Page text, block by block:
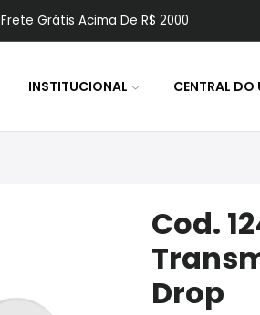
Frete Grátis Acima De R$ 2000
INSTITUCIONAL CENTRAL DO
Cod.
Drop